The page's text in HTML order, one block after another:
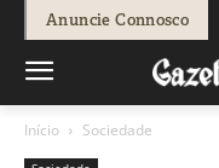
Anuncie Connosco
Início Sociedade